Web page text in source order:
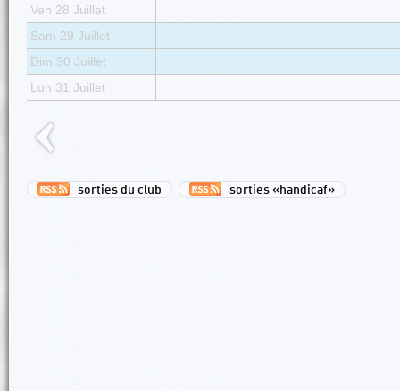
Ven 28 Juillet
Sam 29 Juillet
Dim 30 Juillet
Lun 31 Juillet
sorties du club sorties «handicaf»